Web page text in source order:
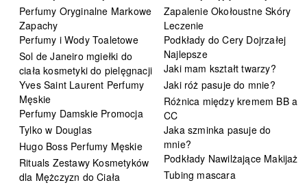
Perfumy Oryginalne Markowe
Zapachy
Perfumy i Wody Toaletowe
Sol de Janeiro mgiełki do
ciała kosmetyki do pielęgnacji
Yves Saint Laurent Perfumy
Męskie
Perfumy Damskie Promocja
Tylko w Douglas
Hugo Boss Perfumy Męskie
Rituals Zestawy Kosmetyków
dla Mężczyzn do Ciała
Zapalenie Okołoustne Skóry
Leczenie
Podkłady do Cery Dojrzałej
Najlepsze
Jaki mam kształt twarzy?
Jaki róż pasuje do mnie?
Różnica między kremem BB a
CC
Jaka szminka pasuje do
mnie?
Podkłady Nawilżające Makijaż
Tubing mascara